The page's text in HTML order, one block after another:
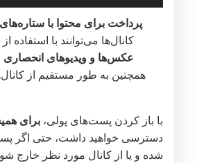
پرداخت برای محتوا با
کانال‌ها می‌توانند با استفاده از
عکس‌ها و ویدیوهای انحصاری
همچنین به طور مستقیم از
با باز کردن پست‌های پولی، برای
دسترسی خواهید داشت، حتی اگر
شده و یا از کانال مورد نظر خارج